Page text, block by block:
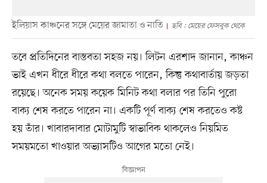
ইলিয়াস কাঞ্চনের সঙ্গে মেয়ের জামাতা ও নাতি ছবি : মেয়ের ফেসবুক থেকে
তবে প্রতিদিনের বাস্তবতা সহজ নয়। লিটন এরশাদ জানান, কাঞ্চন
ভাই এখন ধীরে ধীরে কথা বলতে পারেন, কিন্তু কথাবার্তায় জড়তা
রয়েছে। অনেক সময় কয়েক মিনিট কথা বলার পর তিনি পুরো
বাক্য শেষ করতে পারেন না। একটি পূর্ণ বাক্য শেষ করতেও কষ্ট
হয় তাঁর। খাবারদাবার মোটামুটি স্বাভাবিক থাকলেও নিয়মিত
সময়মতো খাওয়ার অভ্যাসটিও আগের মতো নেই।